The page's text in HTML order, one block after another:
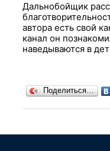
Дальнобойщик
автора есть свой
канал он
наведываются в
Поделиться…